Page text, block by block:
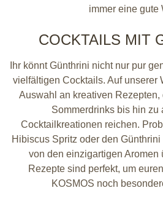
immer eine gute
COCKTAILS MIT
Ihr könnt Günthrini nicht nur pur
vielfältigen Cocktails. Auf unserer
Auswahl an kreativen
Sommerdrinks bis hin zu
Cocktailkreationen reichen.
Hibiscus Spritz oder den
von den einzigartigen Aromen
Rezepte sind perfekt, um
KOSMOS noch